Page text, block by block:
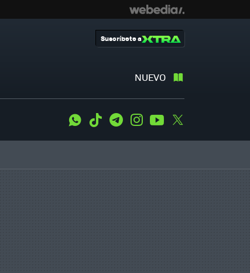
NUEVO
Suscríbete a
WhatsApp
Tiktok TelegramInstagramYoutube